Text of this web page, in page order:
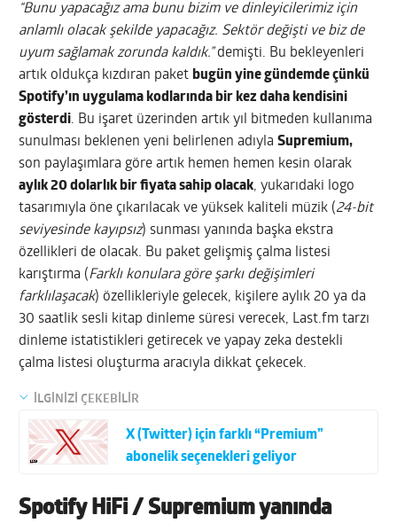
“Bunu yapacağız ama bunu bizim ve dinleyicilerimiz için
anlamlı olacak şekilde yapacağız. Sektör değişti ve biz de
uyum sağlamak zorunda kaldık.”demişti. Bu bekleyenleri
artık oldukça kızdıran paket bugün yine gündemde çünkü
Spotify’ın uygulama kodlarında bir kez daha kendisini
gösterdi. Bu işaret üzerinden artık yıl bitmeden kullanıma
sunulması beklenen yeni belirlenen adıylaSupremium,
son paylaşımlara göre artık hemen hemen kesin olarak
aylık 20 dolarlık bir fiyata sahip olacak, yukarıdaki logo
tasarımıyla öne çıkarılacak ve yüksek kaliteli müzik (24-bit
seviyesinde kayıpsız) sunması yanında başka ekstra
özellikleri de olacak. Bu paket gelişmiş çalma listesi
karıştırma (Farklı konulara göre şarkı değişimleri
farklılaşacak) özellikleriyle gelecek, kişilere aylık 20 ya da
30 saatlik sesli kitap dinleme süresi verecek, Last.fm tarzı
dinleme istatistikleri getirecek ve yapay zeka destekli
çalma listesi oluşturma aracıyla dikkat çekecek.
İLGİNİZİ ÇEKEBİLİR
X (Twitter) için farklı “Premium”
abonelik seçenekleri geliyor
Spotify HiFi / Supremium yanında